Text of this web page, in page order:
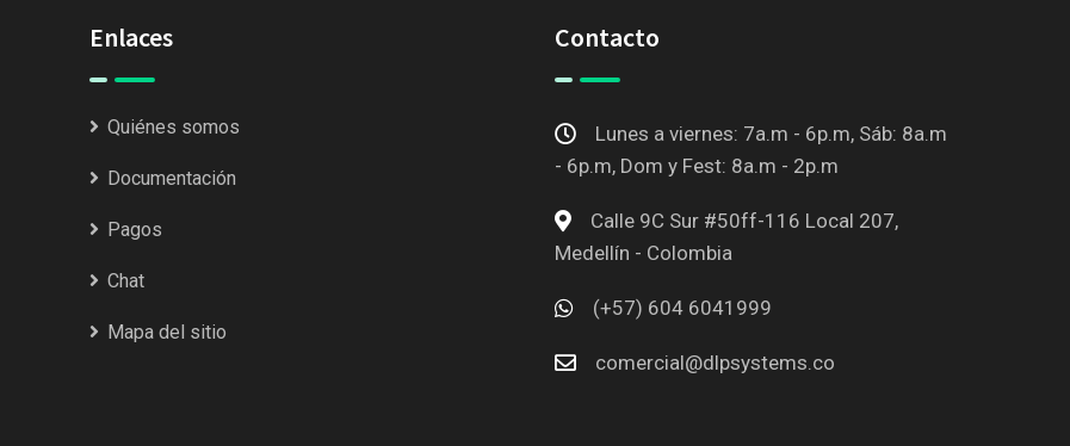
Enlaces
Quiénes somos
Documentación
Pagos
Chat
Mapa del sitio
Contacto
Lunes a viernes: 7a.m - 6p.m, Sáb: 8a.m
- 6p.m, Dom y Fest: 8a.m - 2p.m
Calle 9C Sur #50ff-116 Local 207,
Medellín - Colombia
(+57) 604 6041999
comercial@dlpsystems.co